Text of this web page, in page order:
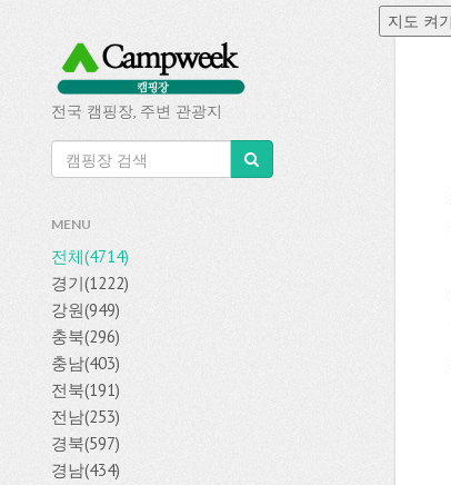
전국 캠핑장, 주변 관광지
MENU
전체(4714)
경기(1222)
강원(949)
충북(296)
충남(403)
전북(191)
전남(253)
경북(597)
경남(434)